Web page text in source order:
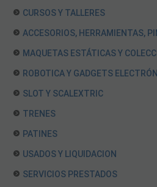
CURSOS Y TALLERES
ACCESORIOS, HERRAMIENTAS,
MAQUETAS ESTÁTICAS Y
ROBOTICA Y GADGETS
SLOT Y SCALEXTRIC
TRENES
PATINES
USADOS Y LIQUIDACION
SERVICIOS PRESTADOS